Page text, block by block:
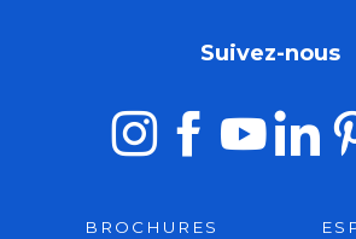
Suivez-nous
BROCHURES